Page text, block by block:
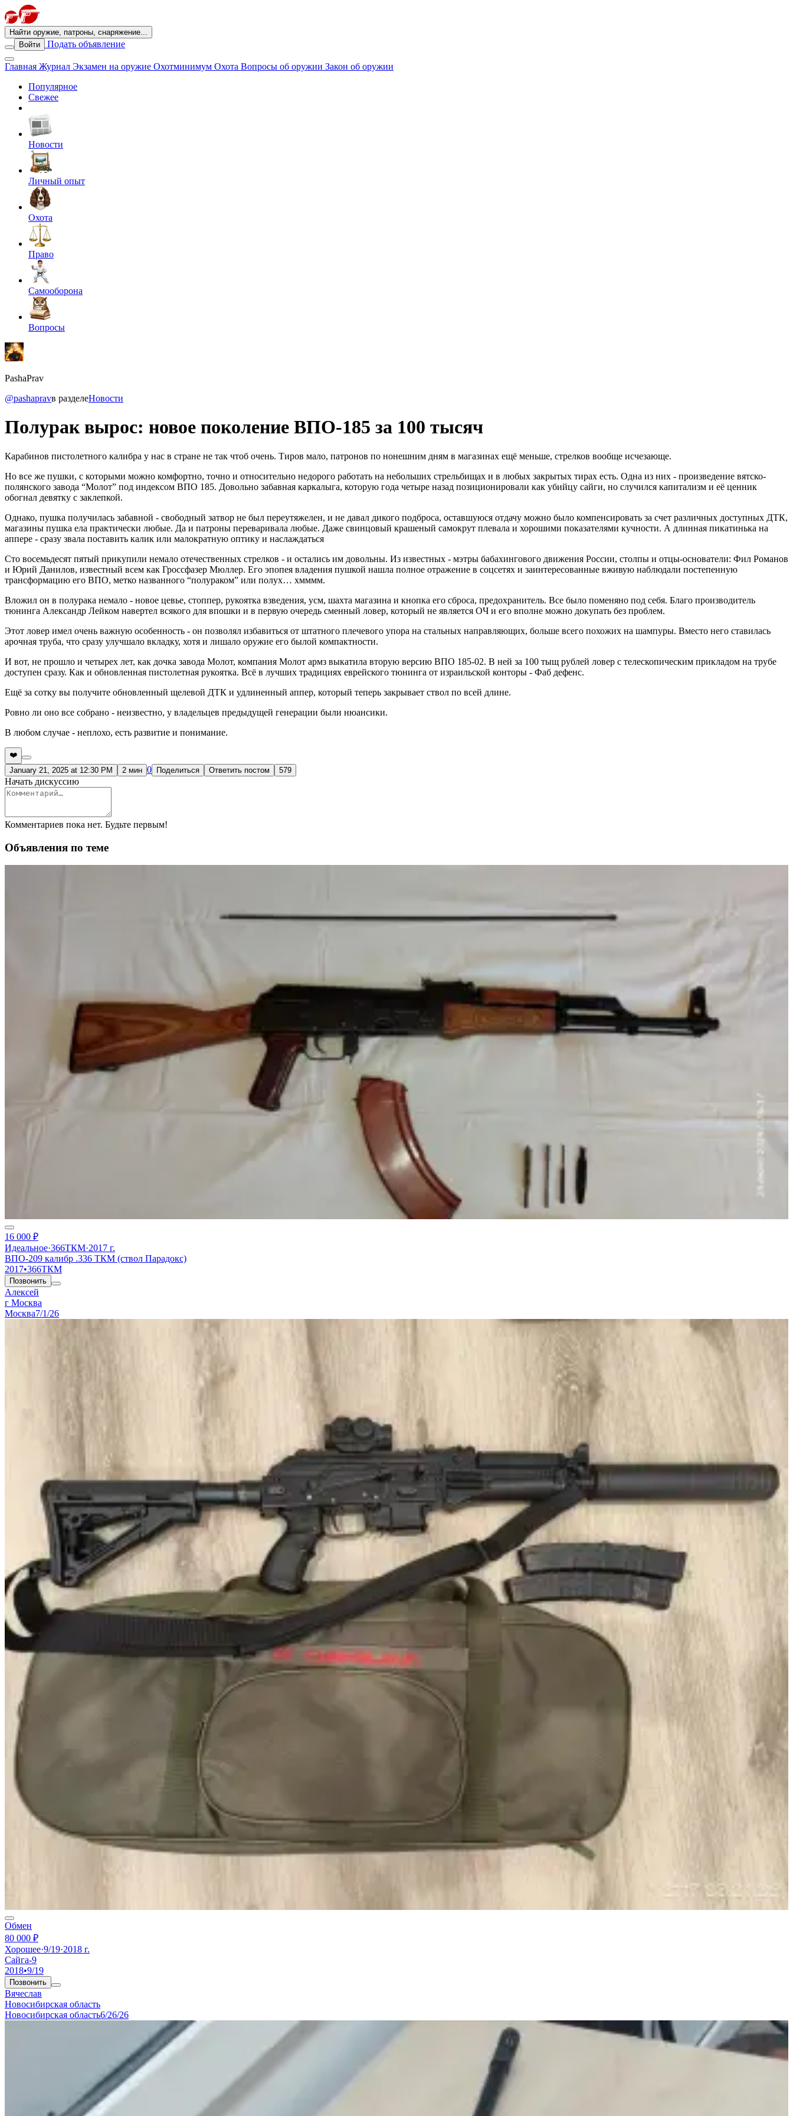
Найти оружие, патроны, снаряжение...
Войти
Подать объявление
Главная Журнал Экзамен на оружие Охотминимум Охота Вопросы об оружии Закон об оружии
Популярное
Свежее
Новости
Личный опыт
Охота
Право
Самооборона
Вопросы
PashaPrav
@pashapravв разделеНовости
Полурак вырос: новое поколение ВПО-185 за 100 тысяч
Карабинов пистолетного калибра у нас в стране не так чтоб очень. Тиров мало, патронов по нонешним дням в магазинах ещё меньше, стрелков вообще исчезающе.
Но все же пушки, с которыми можно комфортно, точно и относительно недорого работать на небольших стрельбищах и в любых закрытых тирах есть. Одна из них - произведение вятско-
полянского завода “Молот” под индексом ВПО 185. Довольно забавная каркалыга, которую года четыре назад позиционировали как убийцу сайги, но случился капитализм и её ценник
обогнал девятку с заклепкой.
Однако, пушка получилась забавной - свободный затвор не был переутяжелен, и не давал дикого подброса, оставшуюся отдачу можно было компенсировать за счет различных доступных ДТК,
магазины пушка ела практически любые. Да и патроны переваривала любые. Даже свинцовый крашеный самокрут плевала и хорошими показателями кучности. А длинная пикатинька на
аппере - сразу звала поставить калик или малократную оптику и наслаждаться
Сто восемьдесят пятый прикупили немало отечественных стрелков - и остались им довольны. Из известных - мэтры бабахингового движения России, столпы и отцы-основатели: Фил Романов
и Юрий Данилов, известный всем как Гроссфазер Мюллер. Его эпопея владения пушкой нашла полное отражение в соцсетях и заинтересованные вживую наблюдали постепенную
трансформацию его ВПО, метко названного “полураком” или полух… хмммм.
Вложил он в полурака немало - новое цевье, стоппер, рукоятка взведения, усм, шахта магазина и кнопка его сброса, предохранитель. Все было поменяно под себя. Благо производитель
тюнинга Александр Лейком навертел всякого для впошки и в первую очередь сменный ловер, который не является ОЧ и его вполне можно докупать без проблем.
Этот ловер имел очень важную особенность - он позволял избавиться от штатного плечевого упора на стальных направляющих, больше всего похожих на шампуры. Вместо него ставилась
арочная труба, что сразу улучшало вкладку, хотя и лишало оружие его былой компактности.
И вот, не прошло и четырех лет, как дочка завода Молот, компания Молот армз выкатила вторую версию ВПО 185-02. В ней за 100 тыщ рублей ловер с телескопическим прикладом на трубе
доступен сразу. Как и обновленная пистолетная рукоятка. Всё в лучших традициях еврейского тюнинга от израильской конторы - Фаб дефенс.
Ещё за сотку вы получите обновленный щелевой ДТК и удлиненный аппер, который теперь закрывает ствол по всей длине.
Ровно ли оно все собрано - неизвестно, у владельцев предыдущей генерации были нюансики.
В любом случае - неплохо, есть развитие и понимание.
❤️
January 21, 2025 at 12:30 PM
2 мин 0 Поделиться Ответить постом 579
Начать дискуссию
Комментариев пока нет. Будьте первым!
Объявления по теме
16 000 ₽
Идеальное·366ТКМ·2017 г.
ВПО-209 калибр .336 ТКМ (ствол Парадокс)
2017•366ТКМ
Позвонить
Алексей
г Москва
Москва7/1/26
Обмен
80 000 ₽
Хорошее·9/19·2018 г.
Сайга-9
2018•9/19
Позвонить
Вячеслав
Новосибирская область
Новосибирская область6/26/26